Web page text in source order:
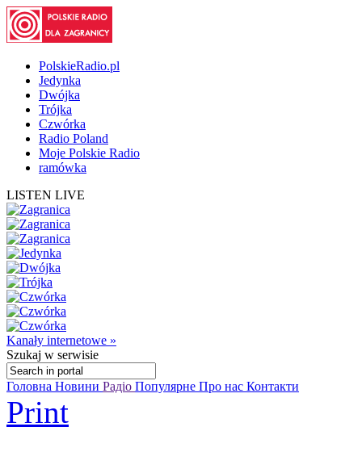
PolskieRadio.pl
Jedynka
Dwójka
Trójka
Czwórka
Radio Poland
Moje Polskie Radio
ramówka
LISTEN LIVE
Kanały internetowe »
Szukaj w serwisie
Головна Новини Радіо Популярне Про нас Контакти
Print